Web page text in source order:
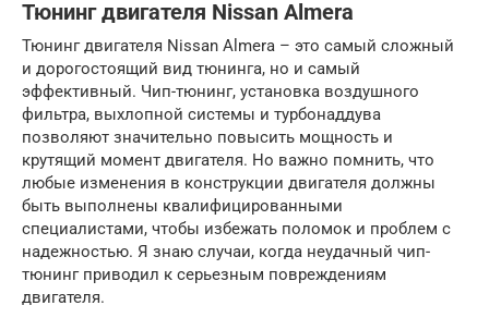
Тюнинг двигателя Nissan Almera
Тюнинг двигателя Nissan Almera – это самый сложный
и дорогостоящий вид тюнинга, но и самый
эффективный. Чип-тюнинг, установка воздушного
фильтра, выхлопной системы и турбонаддува
позволяют значительно повысить мощность и
крутящий момент двигателя. Но важно помнить, что
любые изменения в конструкции двигателя должны
быть выполнены квалифицированными
специалистами, чтобы избежать поломок и проблем с
надежностью. Я знаю случаи, когда неудачный чип-
тюнинг приводил к серьезным повреждениям
двигателя.